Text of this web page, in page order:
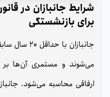
شرایط جانبازان در
برای بازنشستگی
جانبازان
می‌شوند و مستمری آن‌ها